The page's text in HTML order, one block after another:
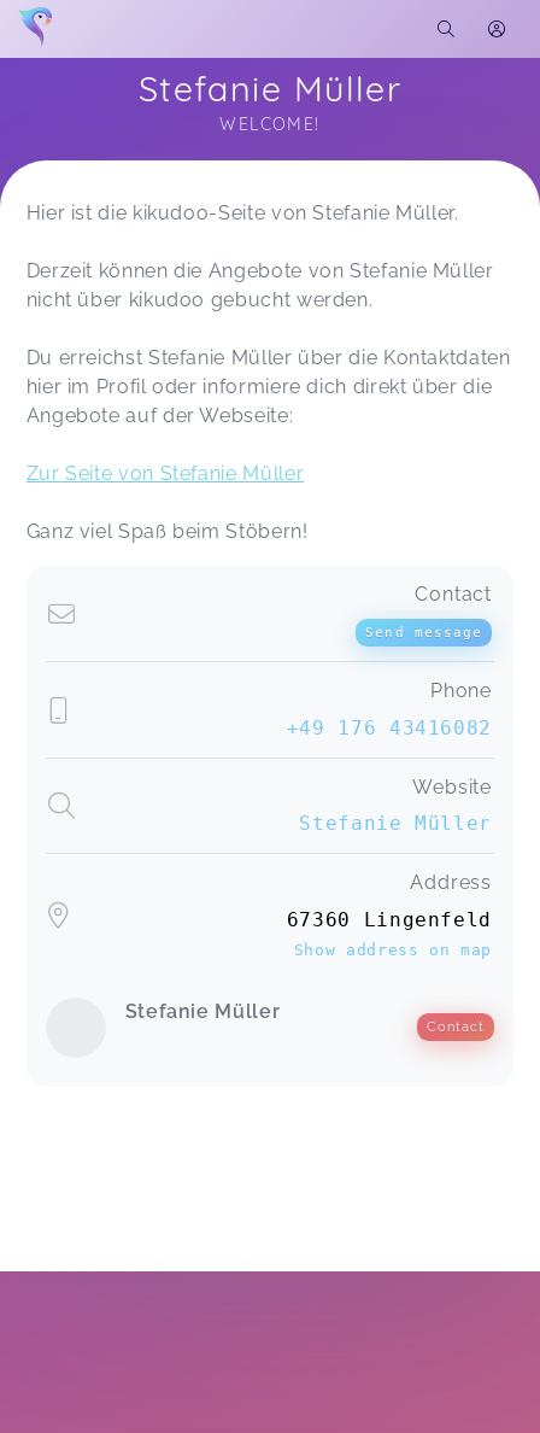
Stefanie Müller
WELCOME!
Soon you will learn more about me here...
Hier ist die kikudoo-Seite von Stefanie Müller.
Derzeit können die Angebote von Stefanie Müller
nicht über kikudoo gebucht werden.
Du erreichst Stefanie Müller über die Kontaktdaten
hier im Profil oder informiere dich direkt über die
Angebote auf der Webseite:
Zur Seite von Stefanie Müller
Ganz viel Spaß beim Stöbern!
Contact
Send message
Phone
+49 176 43416082
Website
Stefanie Müller
Address
67360 Lingenfeld
Show address on map
Stefanie Müller
Contact